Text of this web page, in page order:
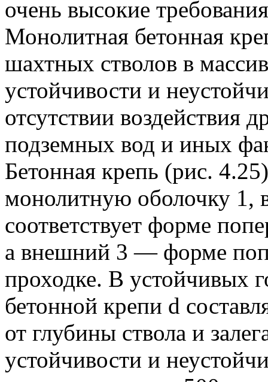
очень высокие
Монолитная бетонная
шахтных стволов в
устойчивости и
отсутствии воздействия
подземных вод и иных
Бетонная крепь (рис.
монолитную оболочку 1,
соответствует форме
а внешний 3 — форме
проходке. В устойчивых
бетонной крепи d
от глубины ствола и
устойчивости и